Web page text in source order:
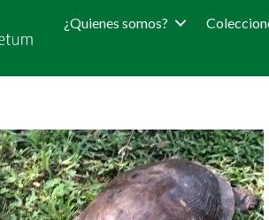
¿Quienes somos?